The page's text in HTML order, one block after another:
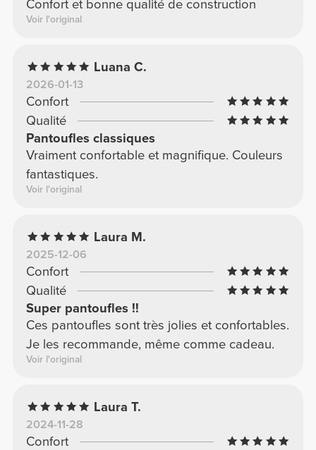
Confort et bonne qualité de construction
Voir l'original
Luana C.
2026-01-13
Confort
Qualité
Pantoufles classiques
Vraiment confortable et magnifique. Couleurs
fantastiques.
Voir l'original
Laura M.
2025-12-06
Confort
Qualité
Super pantoufles !!
Ces pantoufles sont très jolies et confortables.
Je les recommande, même comme cadeau.
Voir l'original
Laura T.
2024-11-28
Confort